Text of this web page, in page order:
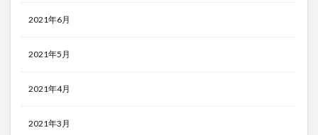
2021年6月
2021年5月
2021年4月
2021年3月